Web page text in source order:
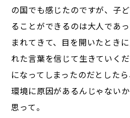
の国でも感じたのですが、子
ることができるのは大人であ
まれてきて、目を開いたとき
れた言葉を信じて生きていく
になってしまったのだとした
環境に原因があるんじゃない
思って。